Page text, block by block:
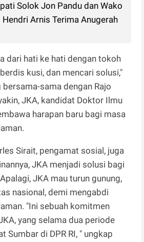
Solok Jon Pandu dan Wako
Arnis Terima Anugerah
dari hati ke hati dengan tokoh
kusi, dan mencari solusi,"
bersama-sama dengan Rajo
JKA, kandidat Doktor Ilmu
harapan baru bagi masa
Sirait, pengamat sosial, juga
JKA menjadi solusi bagi
JKA mau turun gunung,
nasional, demi mengabdi
"Ini sebuah komitmen
yang selama dua periode
Sumbar di DPR RI, " ungkap